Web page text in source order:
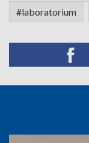
#laboratorium